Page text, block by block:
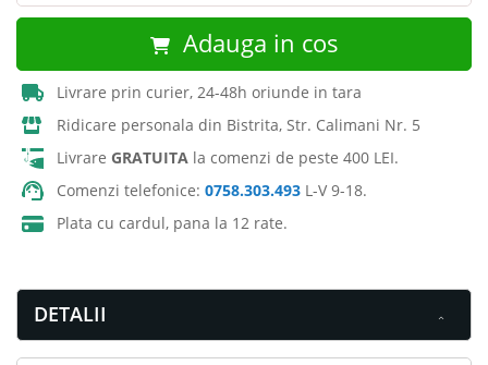
Adauga in cos
Livrare prin curier, 24-48h oriunde in tara
Ridicare personala din Bistrita, Str. Calimani Nr. 5
Livrare GRATUITA la comenzi de peste 400 LEI.
Comenzi telefonice: 0758.303.493 L-V 9-18.
Plata cu cardul, pana la 12 rate.
DETALII